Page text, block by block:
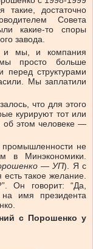
достаточно
Совета
какие-то споры
завода.
и мы, и компания
просто больше
перед структурами
Мы заплатили
что для этого
курируют тот или
об этом человеке —
промышленности не
в Минэкономики.
— УП). Я с
есть такое желание.
Он говорит: “Да,
имя президента
с Порошенко у